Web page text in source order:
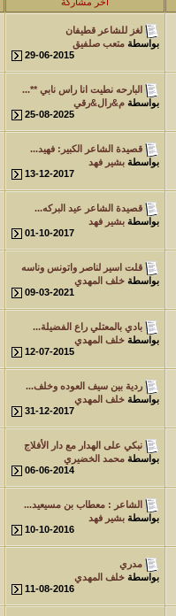
مشاركات المشاهدات
24
212775
مشاركات المشاهدات
1417
1460712
مشاركات المشاهدات
1324
مشاركات المشاهدات
408
276400
مشاركات المشاهدات
96115
مشاركات المشاهدات
لغز للشاعر قطيفان
بواسطة متعب صلفيق
29-06-2015
البارحه نطيت انا راس نابي **...
بواسطة م&رال&رقي
25-08-2025
قصيدة الشاعر الكبير: فهيد...
بواسطة بشير فهد
13-12-2017
قصيدة الشاعر عيد البركه...
بواسطة بشير فهد
01-10-2017
قلت اسير لناصر واتونس وناسه
بواسطة خلف المهدي
09-03-2021
بادي بالمعتلي راع الفضيلة...
بواسطة خلف المهدي
12-07-2015
ردية بين سيف العوده وخلف...
بواسطة خلف المهدي
31-12-2017
نبكي على الهدار مع دار الأفلاج
بواسطة محمد الخضيري
06-06-2014
الشاعر : معطاب بن مسيعيد...
بواسطة بشير فهد
10-10-2016
مدري
بواسطة خلف المهدي
11-08-2016